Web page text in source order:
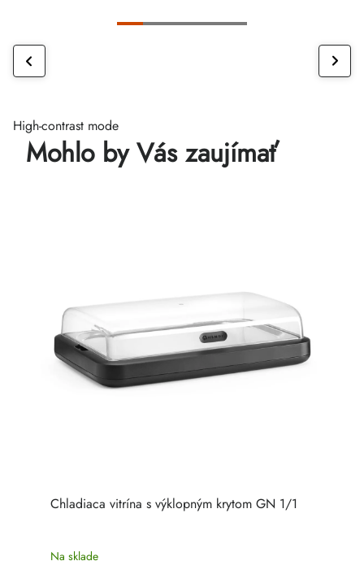
High-contrast mode
Mohlo by Vás zaujímať
Chladiaca vitrína s výklopným krytom GN 1/1
Na sklade